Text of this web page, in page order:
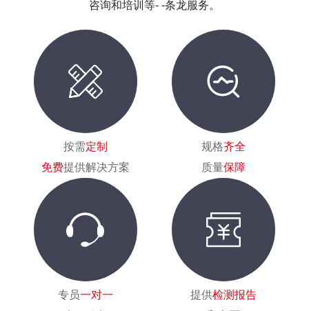
咨询和培训等- -条龙服务。
按需定制
免费提供解决方案
规格齐全
质量保障
专员一对一
提供检测报告